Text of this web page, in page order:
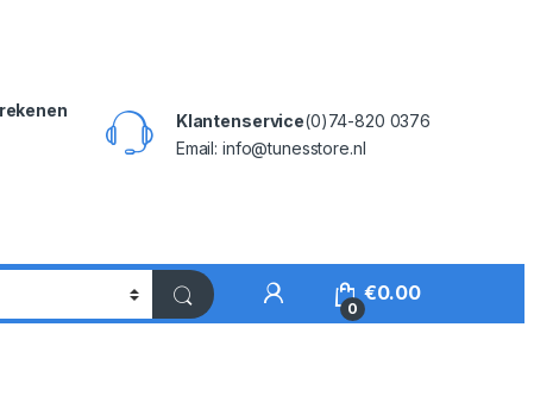
Klantenservice(0)74-820 0376
Email: info@tunesstore.nl
My Account
0
€0.00